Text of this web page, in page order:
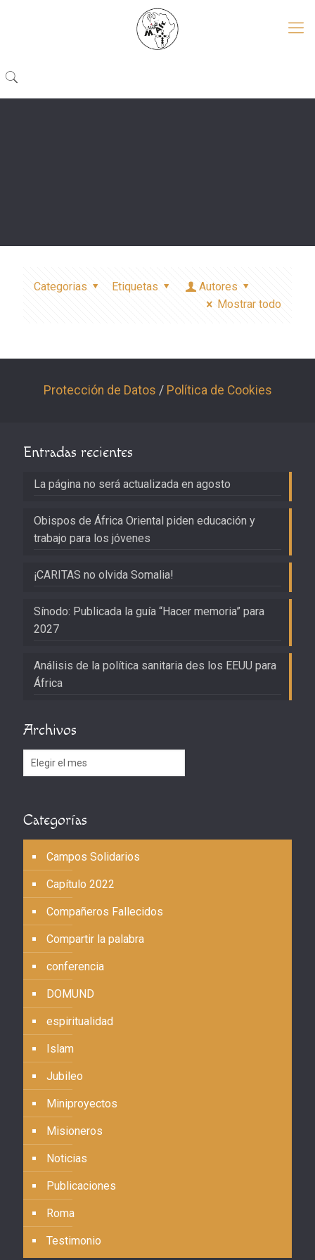
Categorias Etiquetas
Autores
Mostrar todo
Protección de Datos / Política de Cookies
Entradas recientes
La página no será actualizada en agosto
Obispos de África Oriental piden educación y
trabajo para los jóvenes
¡CARITAS no olvida Somalia!
Sínodo: Publicada la guía “Hacer memoria” para
2027
Análisis de la política sanitaria des los EEUU para
África
Archivos
Archivos
Categorías
Campos Solidarios
Capítulo 2022
Compañeros Fallecidos
Compartir la palabra
conferencia
DOMUND
espiritualidad
Islam
Jubileo
Miniproyectos
Misioneros
Noticias
Publicaciones
Roma
Testimonio